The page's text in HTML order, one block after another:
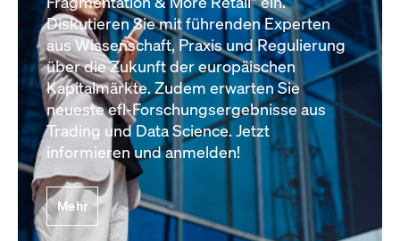
Diskutieren Sie mit führenden Experten
aus Wissenschaft, Praxis und Regulierung
über die Zukunft der europäischen
Kapitalmärkte. Zudem erwarten Sie
neueste efl-Forschungsergebnisse aus
Trading und Data Science. Jetzt
informieren und anmelden!
Mehr